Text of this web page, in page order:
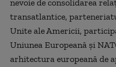
nevoie de consolidarea
transatlantice,
Unite ale Americii,
Uniunea Europeană și
arhitectura europeană de